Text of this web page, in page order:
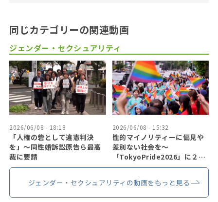
同じカテゴリーの関連動画
ジェンダー・セクシュアリティ
2026/06/08 - 18:18
「人権の砦として違憲判決
を」〜同性婚訴訟原告ら最高
裁に要請
2026/06/08 - 15:32
性的マイノリティーに偏見や
差別ない社会を〜
「TokyoPride2026」に２７
万人
ジェンダー・セクシュアリティの動画をもっと見る